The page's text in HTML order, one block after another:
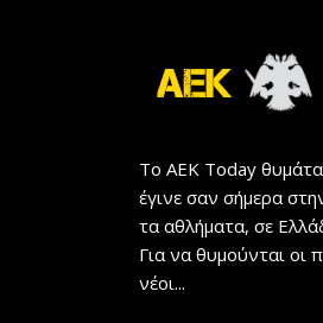
Το AEK Today
έγινε σαν σήμερα
τα αθλήματα, σε
Για να θυμούνται οι
νέοι...